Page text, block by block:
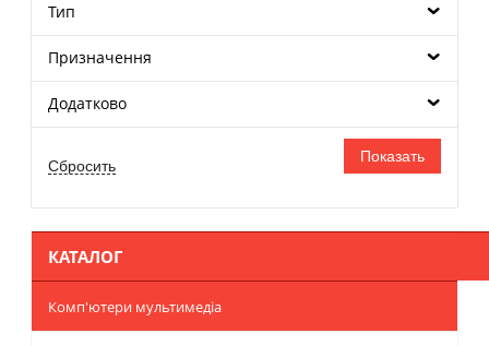
Тип
Призначення
Додатково
КАТАЛОГ
Комп'ютери мультимедіа